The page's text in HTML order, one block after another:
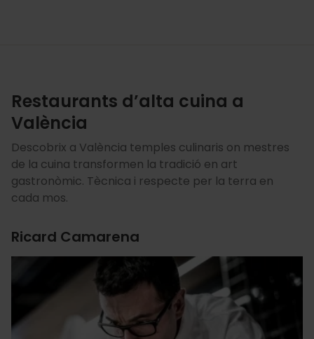
Restaurants d’alta cuina a
València
Descobrix a València temples culinaris on mestres
de la cuina transformen la tradició en art
gastronòmic. Tècnica i respecte per la terra en
cada mos.
Ricard Camarena